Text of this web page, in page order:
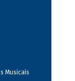
Musicais